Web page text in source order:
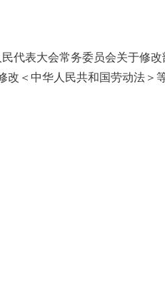
代表大会常务委员会关于修改
改＜中华人 民共和国劳动法＞